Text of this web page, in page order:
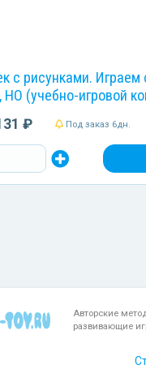
с рисунками.
(учебно-игровой
₽ Под заказ 6дн.
Авторские
развивающие